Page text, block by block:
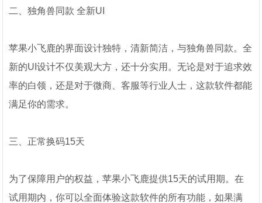
二、独角兽同款 全新UI
苹果小飞鹿的界面设计独特，清新简洁，与独角兽同款。全
新的UI设计不仅美观大方，还十分实用。无论是对于追求效
率的白领，还是对于微商、客服等行业人士，这款软件都能
满足你的需求。
三、正常换码15天
为了保障用户的权益，苹果小飞鹿提供15天的试用期。在
试用期内，你可以全面体验这款软件的所有功能，如果满